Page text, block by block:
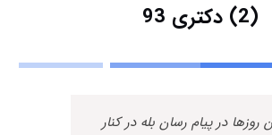
(2) دکتری 93
روزها در پیام رسان بله در کنار